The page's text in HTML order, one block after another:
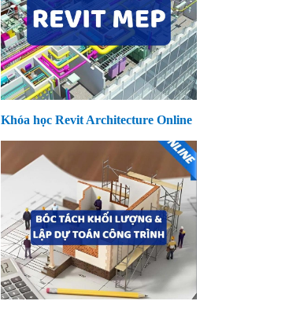
Khóa học Revit Architecture Online